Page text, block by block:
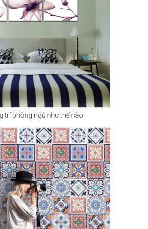
trí phòng ngủ như thế nào